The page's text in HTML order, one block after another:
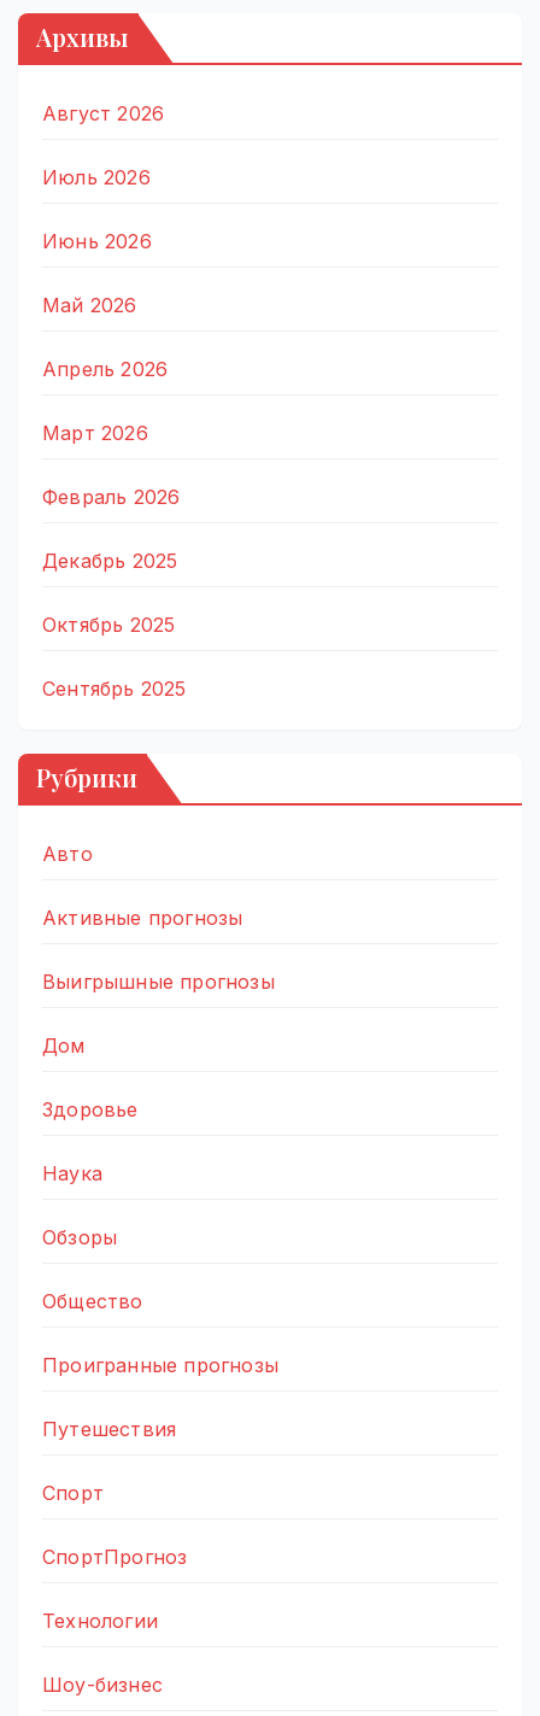
Архивы
Август 2026
Июль 2026
Июнь 2026
Май 2026
Апрель 2026
Март 2026
Февраль 2026
Декабрь 2025
Октябрь 2025
Сентябрь 2025
Рубрики
Авто
Активные прогнозы
Выигрышные прогнозы
Дом
Здоровье
Наука
Обзоры
Общество
Проигранные прогнозы
Путешествия
Спорт
СпортПрогноз
Технологии
Шоу-бизнес